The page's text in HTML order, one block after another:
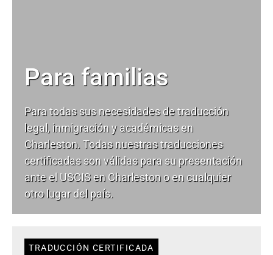
Para familias
Para todas sus necesidades detraducción
legal, inmigración y académicas en
Charleston. Todas nuestras traducciones
certificadas son válidas para su presentación
ante el USCIS en Charleston o en cualquier
otro lugar del país.
TRADUCCIÓN CERTIFICADA